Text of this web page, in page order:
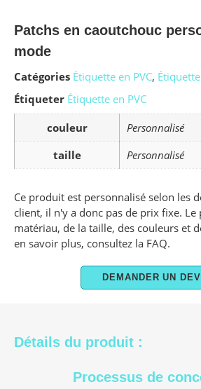
Patchs en caoutchouc
mode
Catégories Étiquette en PVC,
Étiqueter Étiquette en PVC
couleur
Personnalisé
taille
Personnalisé
Ce produit est personnalisé selon les
client, il n'y a donc pas de prix fixe.
matériau, de la taille, des couleurs et
en savoir plus, consultez la FAQ.
DEMANDER UN
Détails du produit :
Processus de